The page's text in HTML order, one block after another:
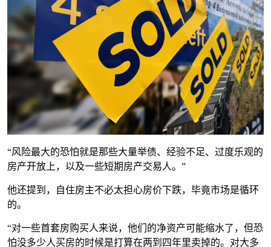
“风险最大的恐怕就是那些大量举债、经验不足、过度乐观的
房产开放上，以及一些短期房产交易人。”
他还提到，自住房主不必太担心房价下跌，毕竟市场是循环
的。
“对一些首套房购买人来说，他们的净资产可能缩水了，但恐
怕没多少人买房的时候是打算在两到四年里卖掉的。对大多